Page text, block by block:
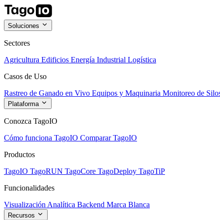
Soluciones
Sectores
Agricultura Edificios Energía Industrial Logística
Casos de Uso
Rastreo de Ganado en Vivo Equipos y Maquinaria Monitoreo de
Plataforma
Conozca TagoIO
Cómo funciona TagoIO Comparar TagoIO
Productos
TagoIO TagoRUN TagoCore TagoDeploy TagoTiP
Funcionalidades
Visualización Analítica Backend Marca Blanca
Recursos